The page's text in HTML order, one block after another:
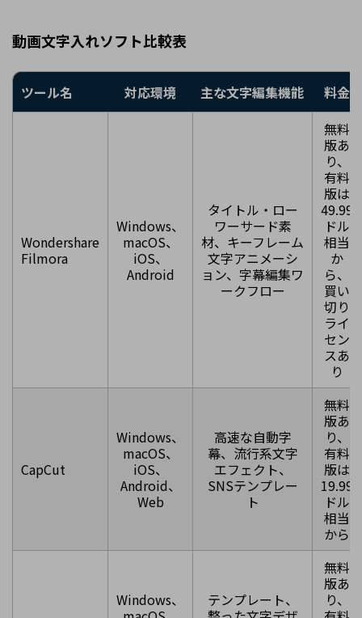
動画文字入れソフト比較表
ツール名 対応環境 主な文字編集機能 料金
Wondershare
Filmora
Windows、
macOS、
iOS、
Android
タイトル・ロー
ワーサード素
材、キーフレーム
文字アニメーシ
ョン、字幕編集ワ
ークフロー
無料
版あ
り、
有料
版は
49.99
ドル
相当
か
ら、
買い
切り
ライ
セン
スあ
り
CapCut
Windows、
macOS、
iOS、
Android、
Web
高速な自動字
幕、流行系文字
エフェクト、
SNSテンプレー
ト
無料
版あ
り、
有料
版は
19.99
ドル
相当
から
Windows、
テンプレート、
無料
版あ
り、